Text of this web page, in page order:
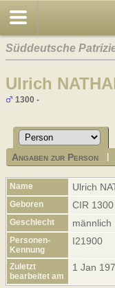
Süddeutsche
Ulrich
1300 -
Angaben zur Person
Name Ulrich
Geboren CIR 1300
Geschlecht männlich
Personen-
Kennung
I21900
Zuletzt
bearbeitet am
1 Jan